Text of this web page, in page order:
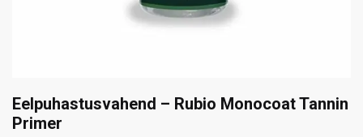
Eelpuhastusvahend – Rubio Monocoat Tannin
Primer